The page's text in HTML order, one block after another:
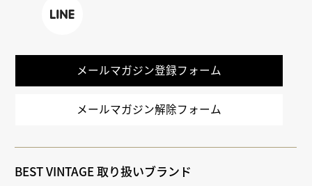
メールマガジン登録フォーム
メールマガジン解除フォーム
BEST VINTAGE 取り扱いブランド